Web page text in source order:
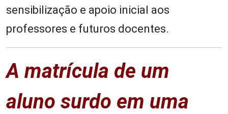
sensibilização e apoio inicial aos
professores e futuros docentes.
A matrícula de um
aluno surdo em uma